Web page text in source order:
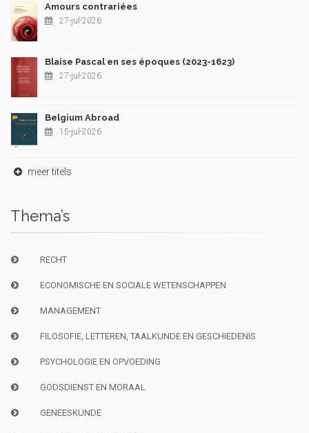
Amours contrariées
27-jul-2026
Blaise Pascal en ses époques (2023-1623)
27-jul-2026
Belgium Abroad
15-jul-2026
meer titels
Thema’s
RECHT
ECONOMISCHE EN SOCIALE WETENSCHAPPEN
MANAGEMENT
FILOSOFIE, LETTEREN, TAALKUNDE EN GESCHIEDENIS
PSYCHOLOGIE EN OPVOEDING
GODSDIENST EN MORAAL
GENEESKUNDE